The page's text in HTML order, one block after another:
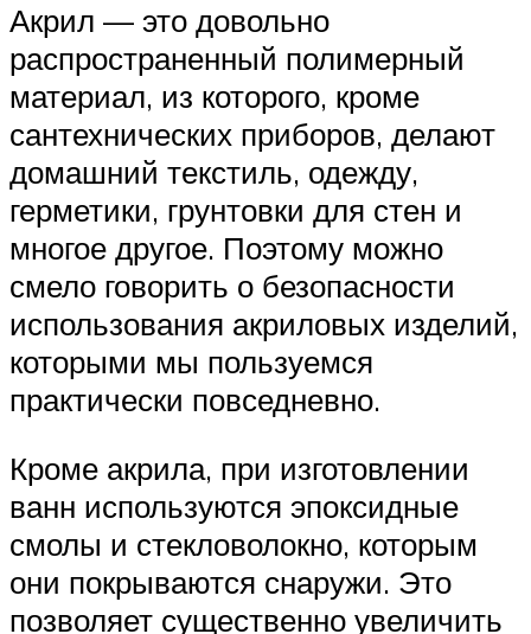
Акрил — это довольно
распространенный полимерный
материал, из которого, кроме
сантехнических приборов, делают
домашний текстиль, одежду,
герметики, грунтовки для стен и
многое другое. Поэтому можно
смело говорить о безопасности
использования акриловых изделий,
которыми мы пользуемся
практически повседневно.
Кроме акрила, при изготовлении
ванн используются эпоксидные
смолы и стекловолокно, которым
они покрываются снаружи. Это
позволяет существенно увеличить